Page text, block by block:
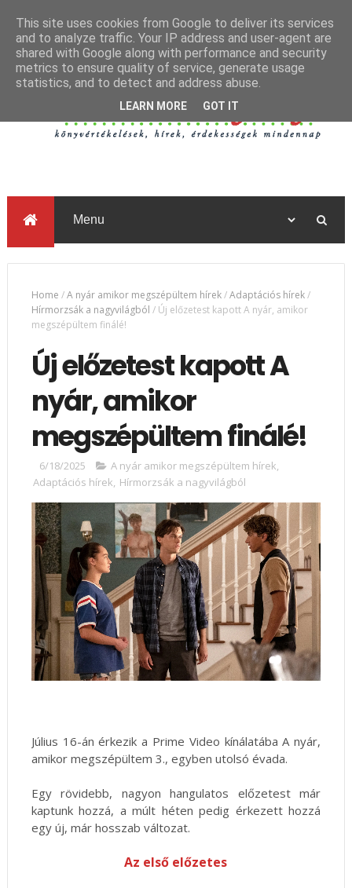
Home /A nyár amikor megszépültem hírek/Adaptációs hírek/
Hírmorzsák a nagyvilágból / Új előzetest kapott A nyár, amikor
megszépültem finálé!
Új előzetest kapott A
nyár, amikor
megszépültem finálé!
6/18/2025 A nyár amikor megszépültem hírek,
Adaptációs hírek, Hírmorzsák a nagyvilágból
Július 16-án érkezik a Prime Video kínálatába A nyár,
amikor megszépültem 3., egyben utolsó évada.
Egy rövidebb, nagyon hangulatos előzetest már
kaptunk hozzá, a múlt héten pedig érkezett hozzá
egy új, már hosszab változat.
Az első előzetes
This site uses cookies from Google to deliver its services
and to analyze traffic. Your IP address and user-agent are
shared with Google along with performance and security
metrics to ensure quality of service, generate usage
statistics, and to detect and address abuse.
LEARN MORE GOT IT